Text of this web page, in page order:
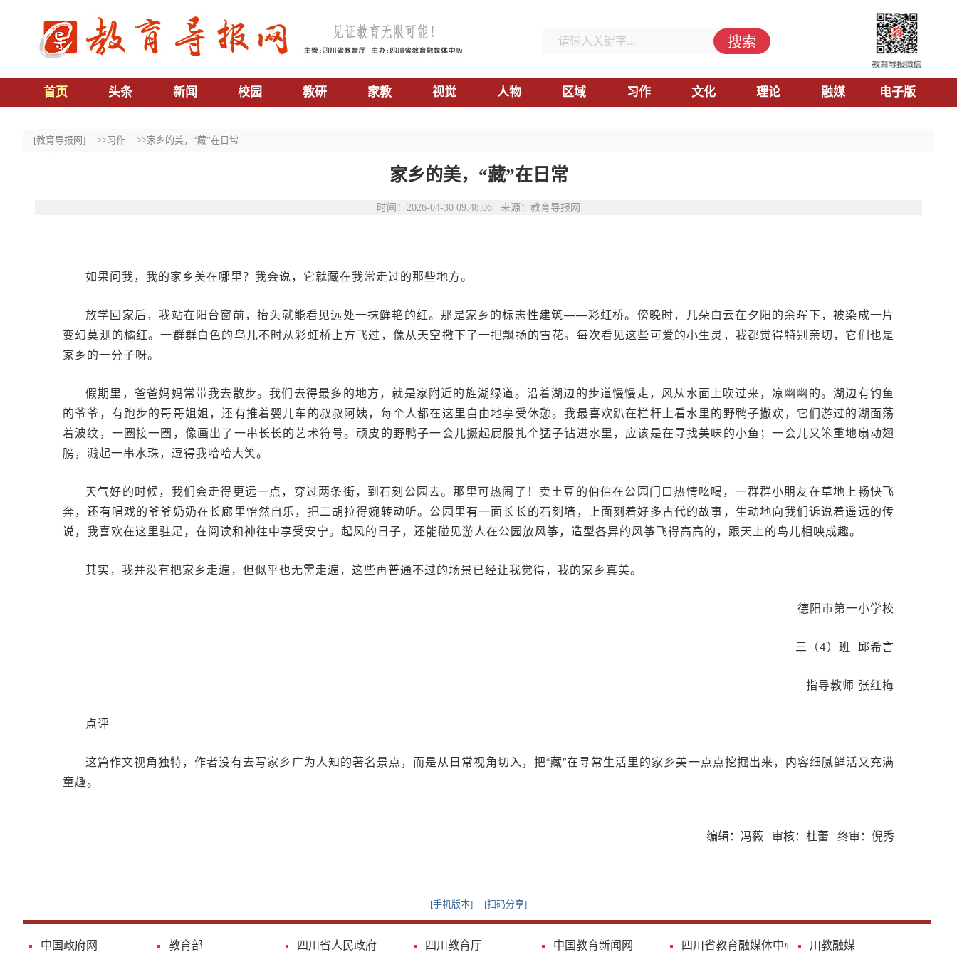
首页 头条 新闻 校园 教研 家教 视觉 人物 区域 习作 文化 理论 融媒 电子版
搜索
[教育导报网] >>习作 >>家乡的美，“藏”在日常
家乡的美，“藏”在日常
时间：2026-04-30 09:48:06 来源：教育导报网
如果问我，我的家乡美在哪里？我会说，它就藏在我常走过的那些地方。
放学回家后，我站在阳台窗前，抬头就能看见远处一抹鲜艳的红。那是家乡的标志性建筑——彩虹桥。傍晚时，几朵白云在夕阳的余晖下，被染成一片
变幻莫测的橘红。一群群白色的鸟儿不时从彩虹桥上方飞过，像从天空撒下了一把飘扬的雪花。每次看见这些可爱的小生灵，我都觉得特别亲切，它们也是
家乡的一分子呀。
假期里，爸爸妈妈常带我去散步。我们去得最多的地方，就是家附近的旌湖绿道。沿着湖边的步道慢慢走，风从水面上吹过来，凉幽幽的。湖边有钓鱼
的爷爷，有跑步的哥哥姐姐，还有推着婴儿车的叔叔阿姨，每个人都在这里自由地享受休憩。我最喜欢趴在栏杆上看水里的野鸭子撒欢，它们游过的湖面荡
着波纹，一圈接一圈，像画出了一串长长的艺术符号。顽皮的野鸭子一会儿撅起屁股扎个猛子钻进水里，应该是在寻找美味的小鱼；一会儿又笨重地扇动翅
膀，溅起一串水珠，逗得我哈哈大笑。
天气好的时候，我们会走得更远一点，穿过两条街，到石刻公园去。那里可热闹了！卖土豆的伯伯在公园门口热情吆喝，一群群小朋友在草地上畅快飞
奔，还有唱戏的爷爷奶奶在长廊里怡然自乐，把二胡拉得婉转动听。公园里有一面长长的石刻墙，上面刻着好多古代的故事，生动地向我们诉说着遥远的传
说，我喜欢在这里驻足，在阅读和神往中享受安宁。起风的日子，还能碰见游人在公园放风筝，造型各异的风筝飞得高高的，跟天上的鸟儿相映成趣。
其实，我并没有把家乡走遍，但似乎也无需走遍，这些再普通不过的场景已经让我觉得，我的家乡真美。
德阳市第一小学校
三（4）班 邱希言
指导教师 张红梅
点评
这篇作文视角独特，作者没有去写家乡广为人知的著名景点，而是从日常视角切入，把“藏”在寻常生活里的家乡美一点点挖掘出来，内容细腻鲜活又充满
童趣。
编辑：冯薇 审核：杜蕾 终审：倪秀
[手机版本] [扫码分享]
中国政府网 教育部 四川省人民政府 四川教育厅 中国教育新闻网 四川省教育融媒体中心 川教融媒